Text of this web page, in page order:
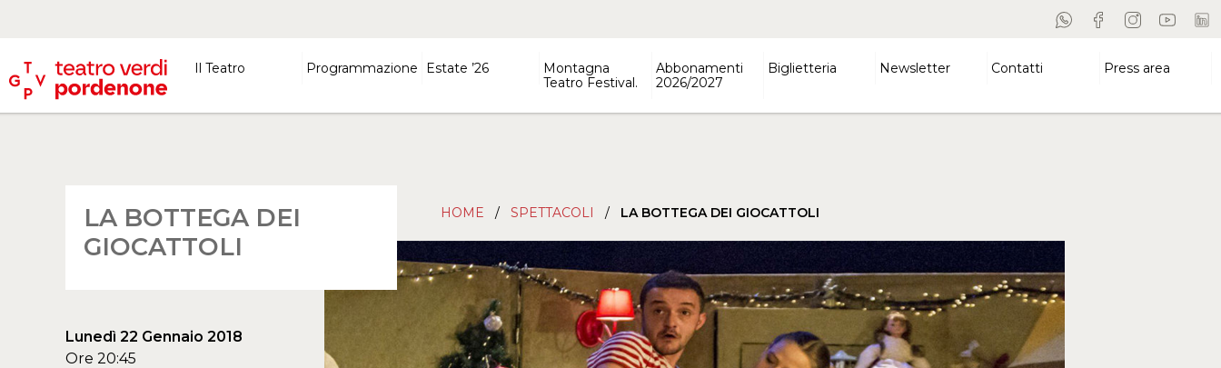
Il Teatro Programmazione Estate ’26
Montagna
Teatro Festival.
Abbonamenti
2026/2027
Biglietteria Newsletter Contatti Press area
LA BOTTEGA DEI
GIOCATTOLI
Lunedì 22 Gennaio 2018
Ore 20:45
HOME / SPETTACOLI / LA BOTTEGA DEI GIOCATTOLI